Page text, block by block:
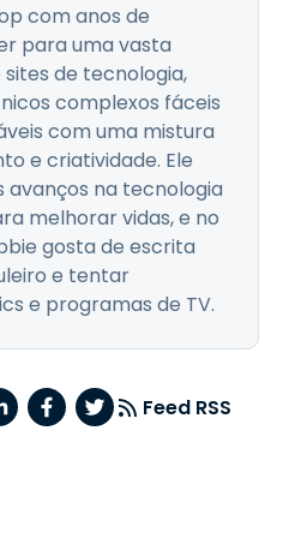
com anos de
para uma vasta
de tecnologia,
complexos fáceis
com uma mistura
e criatividade. Ele
avanços na tecnologia
melhorar vidas, e no
gosta de escrita
e tentar
e programas de TV.
Feed RSS